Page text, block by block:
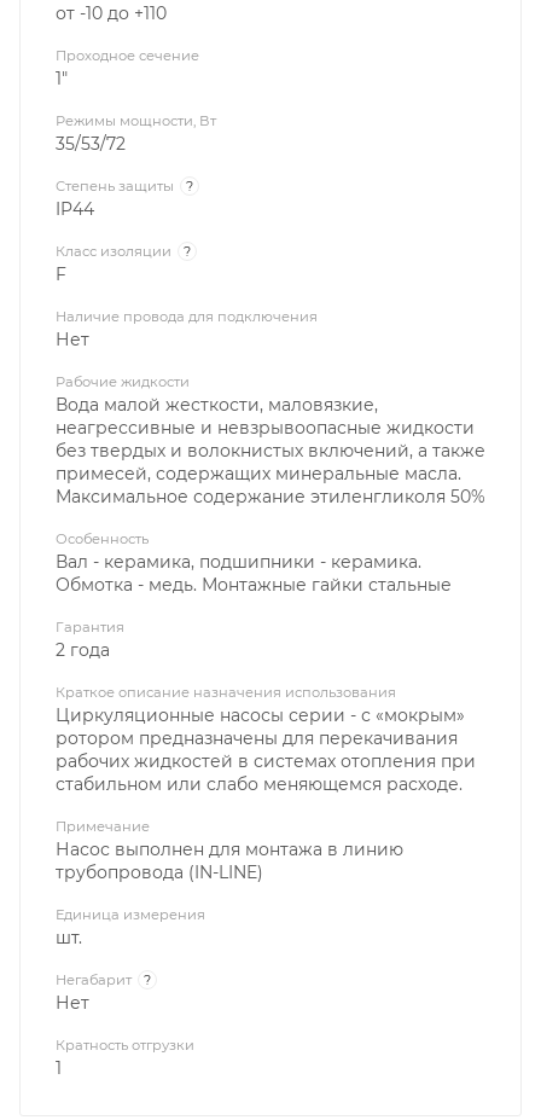
от -10 до +110
Проходное сечение
1"
Режимы мощности, Вт
35/53/72
Степень защиты ?
IP44
Класс изоляции ?
F
Наличие провода для подключения
Нет
Рабочие жидкости
Вода малой жесткости, маловязкие,
неагрессивные и невзрывоопасные жидкости
без твердых и волокнистых включений, а также
примесей, содержащих минеральные масла.
Максимальное содержание этиленгликоля 50%
Особенность
Вал - керамика, подшипники - керамика.
Обмотка - медь. Монтажные гайки стальные
Гарантия
2 года
Краткое описание назначения использования
Циркуляционные насосы серии - с «мокрым»
ротором предназначены для перекачивания
рабочих жидкостей в системах отопления при
стабильном или слабо меняющемся расходе.
Примечание
Насос выполнен для монтажа в линию
трубопровода (IN-LINE)
Единица измерения
шт.
Негабарит ?
Нет
Кратность отгрузки
1